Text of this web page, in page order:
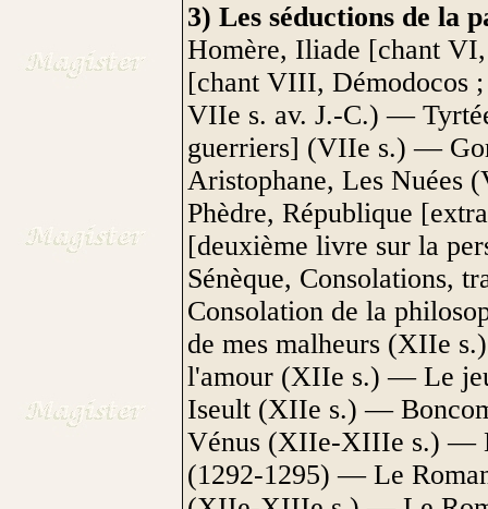
3) Les séductions de la
Homère, Iliade [chant
[chant VIII, Démodocos
VIIe s. av. J.-C.) —
guerriers] (VIIe s.) —
Aristophane, Les Nuées
Phèdre, République
[deuxième livre sur la
Sénèque, Consolations,
Consolation de la
de mes malheurs (XIIe
l'amour (XIIe s.) — Le
Iseult (XIIe s.) —
Vénus (XIIe-XIIIe s.) —
(1292-1295) — Le